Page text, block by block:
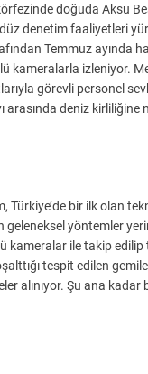
doğuda Aksu
denetim faaliyetleri
Temmuz ayında
kameralarla izleniyor.
görevli personel sevk
arasında deniz
Türkiye’de bir ilk olan
yöntemler
kameralar ile takip
tespit edilen
alınıyor. Şu ana